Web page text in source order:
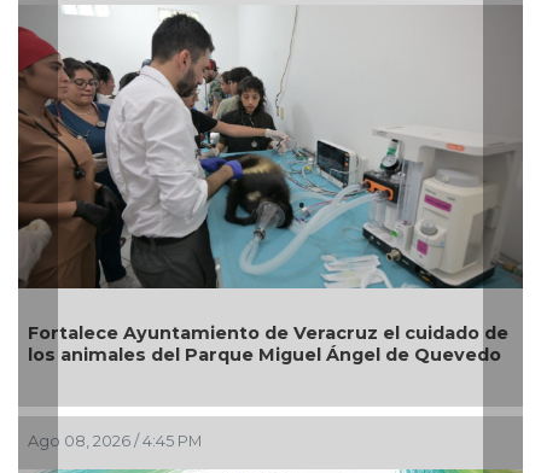
Fortalece Ayuntamiento de Veracruz el cuidado de
los animales del Parque Miguel Ángel de Quevedo
Ago 08, 2026 / 4:45 PM